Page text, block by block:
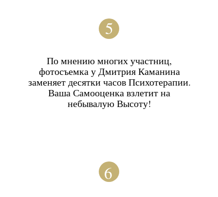
МАКИЯЖ
Завершающим штрихом станет макияж в
стиле голливудских актрис. С Вами будут
работать лучшие визажисты, которые в
совершенстве владеют техниками
Использованием корректора,
который подчеркнёт скулы и
создаст нужный объём;